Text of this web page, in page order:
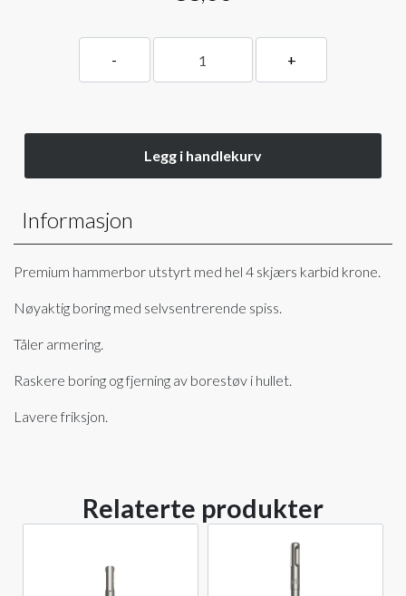
Legg i handlekurv
Informasjon
Premium hammerbor utstyrt med hel 4 skjærs karbid krone.
Nøyaktig boring med selvsentrerende spiss.
Tåler armering.
Raskere boring og fjerning av borestøv i hullet.
Lavere friksjon.
Relaterte produkter